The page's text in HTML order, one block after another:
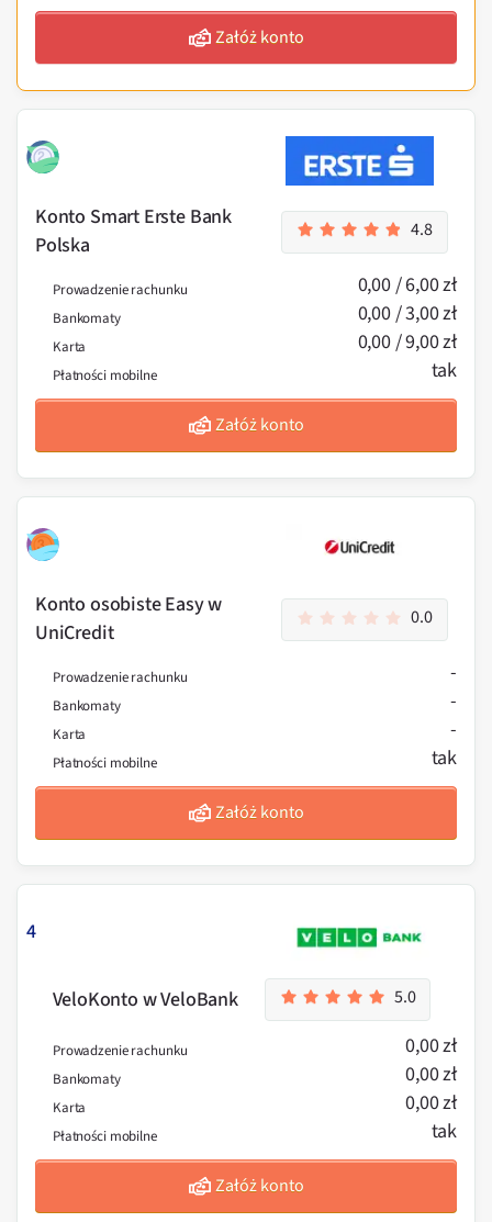
Załóż konto
Konto Smart Erste Bank
Polska
4.8
Prowadzenie rachunku 0,00 / 6,00 zł
Bankomaty 0,00 / 3,00 zł
Karta 0,00 / 9,00 zł
Płatności mobilne tak
Załóż konto
Konto osobiste Easy w
UniCredit
0.0
Prowadzenie rachunku -
Bankomaty -
Karta -
Płatności mobilne tak
Załóż konto
4
VeloKonto w VeloBank 5.0
Prowadzenie rachunku 0,00 zł
Bankomaty 0,00 zł
Karta 0,00 zł
Płatności mobilne tak
Załóż konto